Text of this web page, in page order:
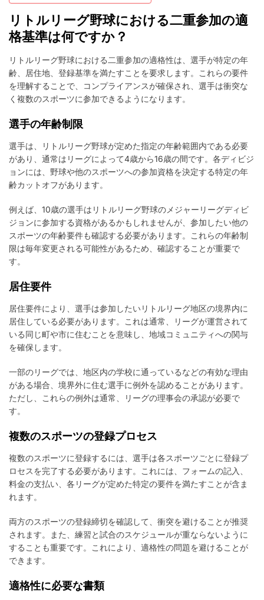
ポ
合、
資
格
リトルリーグ野球における二重参加の適
格基準は何ですか？
リトルリーグ野球における二重参加の適格性は、選手が特定の年
齢、居住地、登録基準を満たすことを要求します。これらの要件
を理解することで、コンプライアンスが確保され、選手は衝突な
く複数のスポーツに参加できるようになります。
選手の年齢制限
選手は、リトルリーグ野球が定めた指定の年齢範囲内である必要
があり、通常はリーグによって4歳から16歳の間です。各ディビジ
ョンには、野球や他のスポーツへの参加資格を決定する特定の年
齢カットオフがあります。
例えば、10歳の選手はリトルリーグ野球のメジャーリーグディビ
ジョンに参加する資格があるかもしれませんが、参加したい他の
スポーツの年齢要件も確認する必要があります。これらの年齢制
限は毎年変更される可能性があるため、確認することが重要で
す。
居住要件
居住要件により、選手は参加したいリトルリーグ地区の境界内に
居住している必要があります。これは通常、リーグが運営されて
いる同じ町や市に住むことを意味し、地域コミュニティへの関与
を確保します。
一部のリーグでは、地区内の学校に通っているなどの有効な理由
がある場合、境界外に住む選手に例外を認めることがあります。
ただし、これらの例外は通常、リーグの理事会の承認が必要で
す。
複数のスポーツの登録プロセス
複数のスポーツに登録するには、選手は各スポーツごとに登録プ
ロセスを完了する必要があります。これには、フォームの記入、
料金の支払い、各リーグが定めた特定の要件を満たすことが含ま
れます。
両方のスポーツの登録締切を確認して、衝突を避けることが推奨
されます。また、練習と試合のスケジュールが重ならないように
することも重要です。これにより、適格性の問題を避けることが
できます。
適格性に必要な書類